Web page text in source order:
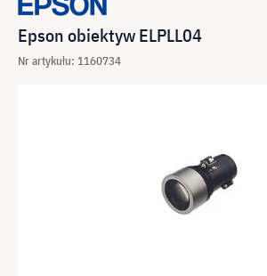
Epson obiektyw ELPLL04
Nr artykułu: 1160734